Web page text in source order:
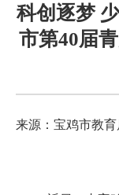
科创逐梦
市第40届
来源：宝鸡市教育